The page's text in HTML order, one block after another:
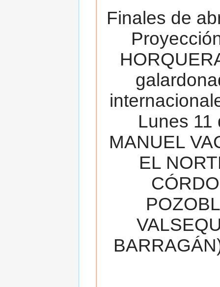
Finales de
Lunes 11
MANUEL
EL